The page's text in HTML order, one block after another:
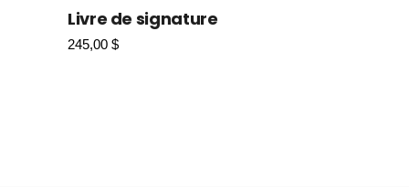
Livre de signature
245,00 $